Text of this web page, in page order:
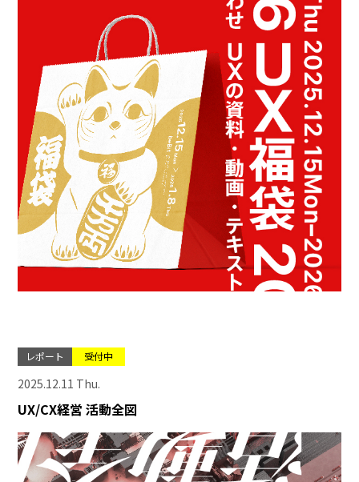
レポート 受付中
2025.12.11 Thu.
UX/CX経営 活動全図